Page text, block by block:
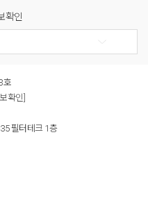
확인
호
확인]
필터테크 1층